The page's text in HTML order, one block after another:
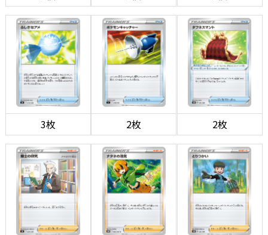
3枚 2枚 2枚